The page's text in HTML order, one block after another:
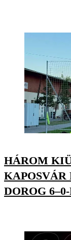
HÁROM
KAPOSVÁR
DOROG